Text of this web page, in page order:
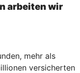
arbeiten wir
mehr als
versicherten